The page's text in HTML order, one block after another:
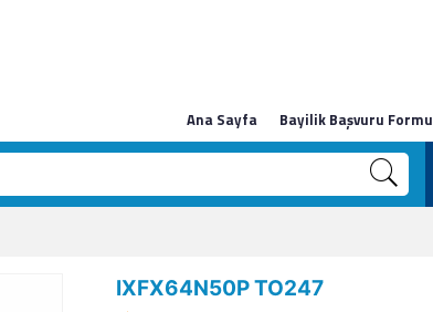
Ana Sayfa Bayilik Başvuru Formu
IXFX64N50P TO247